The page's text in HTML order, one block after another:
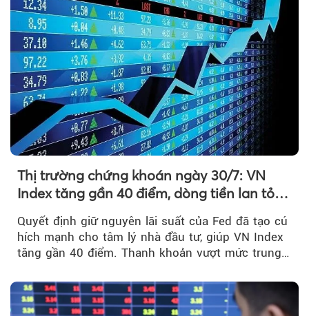
Thị trường chứng khoán ngày 30/7: VN
Index tăng gần 40 điểm, dòng tiền lan tỏa
mạnh sau tín hiệu tích cực từ Fed
Quyết định giữ nguyên lãi suất của Fed đã tạo cú
hích mạnh cho tâm lý nhà đầu tư, giúp VN Index
tăng gần 40 điểm. Thanh khoản vượt mức trung